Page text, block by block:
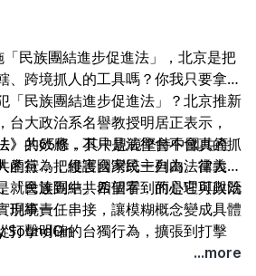
民族團結進步促進法」，北京是把
、跨境抓人的工具嗎？你我只要拿中
「民族團結進步促進法」？北京推新
台大政治系名譽教授明居正表示，
》共65條，其中規範堅持中國共產
產黨，把維護國家統一列為法律義
「民族團結」四個字，而是它可與既
刑事責任串接，讓模糊概念變成具體
打擊明確的台獨行為，擴張到打擊
》的效應，不只是法律會不會真的抓
的行為，侵害台灣民主自由。當大家
就會達到中共希望看到的心理與政治
現統一」。
SoundOn
...more